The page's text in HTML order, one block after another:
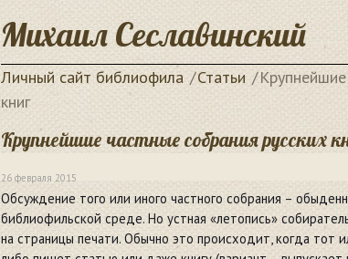
Михаил Сеславинский
Личный сайт библиофила Статьи
книг
Крупнейшие частные собрания русских
26 февраля 2015
Обсуждение того или иного частного собрания –
библиофильской среде. Но устная «летопись»
на страницы печати. Обычно это происходит, когда тот